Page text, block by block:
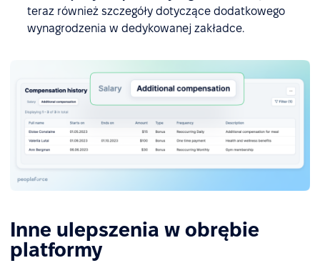
teraz również szczegóły dotyczące dodatkowego
wynagrodzenia w dedykowanej zakładce.
Inne ulepszenia w obrębie
platformy